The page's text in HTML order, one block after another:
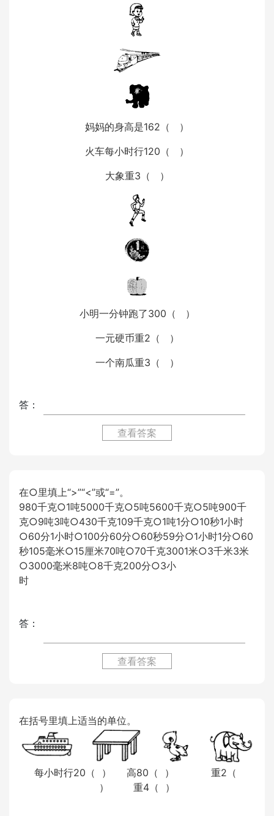
妈妈的身高是162（ ）
火车每小时行120（ ）
大象重3（ ）
小明一分钟跑了300（ ）
一元硬币重2（ ）
一个南瓜重3（ ）
答：
查看答案
在○里填上“>”“<”或“=”。
980千克○1吨5000千克○5吨5600千克○5吨900千
克○9吨3吨○430千克109千克○1吨1分○10秒1小时
○60分1小时○100分60分○60秒59分○1小时1分○60
秒105毫米○15厘米70吨○70千克3001米○3千米3米
○3000毫米8吨○8千克200分○3小
时
答：
查看答案
在括号里填上适当的单位。
每小时行20（ ） 高80（ ） 重2（
） 重4（ ）